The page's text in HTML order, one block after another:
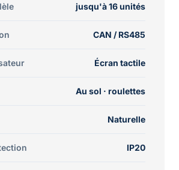
jusqu'à 16 unités
CAN / RS485
Écran tactile
Au sol · roulettes
Naturelle
IP20